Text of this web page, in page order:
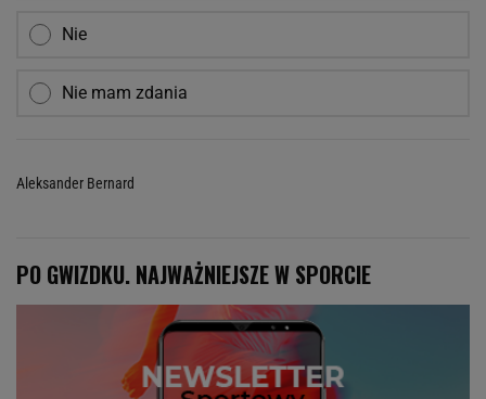
Nie
Nie mam zdania
Aleksander Bernard